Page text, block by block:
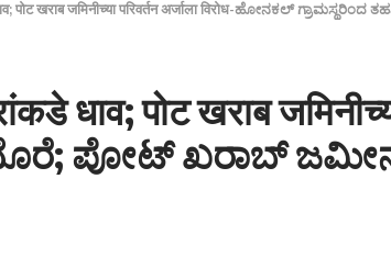
धाव; पोट खराब जमिनीच्या परिवर्तन अर्जाला विरोध-ಹೋನಕಲ್
धाव; पोट खराब
ಮೊರೆ; ಪೋಟ್ ಖರಾಬ್